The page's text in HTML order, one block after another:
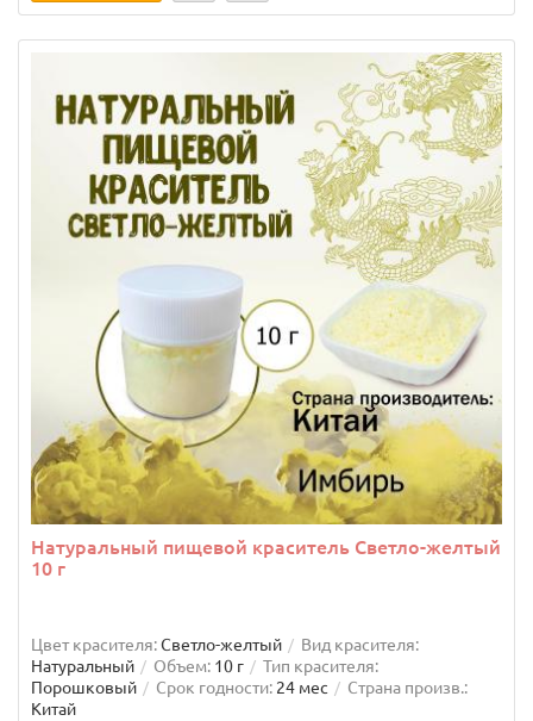
Натуральный пищевой краситель Светло-желтый
10 г
Цвет красителя:Светло-желтый
Вид красителя:
Натуральный
Объем: 10 г
Тип красителя:
Порошковый
Срок годности: 24 мес
Страна произв.:
Китай